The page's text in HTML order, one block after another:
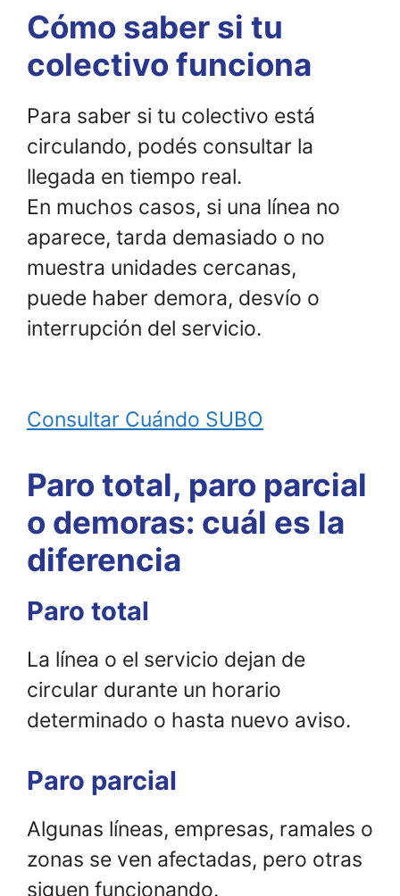
Cómo saber si tu
colectivo funciona
Para saber si tu colectivo está
circulando, podés consultar la
llegada en tiempo real.
En muchos casos, si una línea no
aparece, tarda demasiado o no
muestra unidades cercanas,
puede haber demora, desvío o
interrupción del servicio.
Consultar Cuándo SUBO
Paro total, paro parcial
o demoras: cuál es la
diferencia
Paro total
La línea o el servicio dejan de
circular durante un horario
determinado o hasta nuevo aviso.
Paro parcial
Algunas líneas, empresas, ramales o
zonas se ven afectadas, pero otras
siguen funcionando.